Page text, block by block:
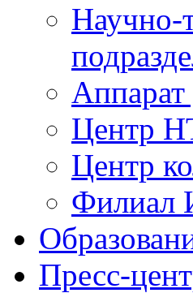
Научно-
Аппарат
Центр
Центр
Филиал
Пресс-